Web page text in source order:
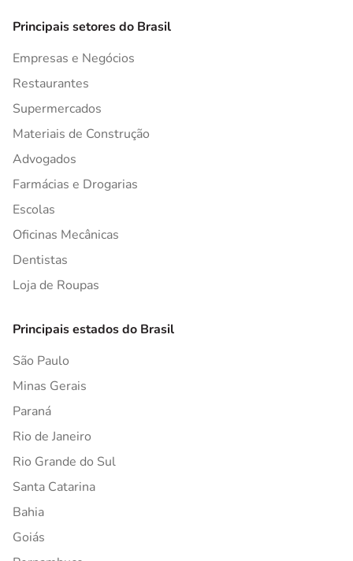
Principais setores do Brasil
Empresas e Negócios
Restaurantes
Supermercados
Materiais de Construção
Advogados
Farmácias e Drogarias
Escolas
Oficinas Mecânicas
Dentistas
Loja de Roupas
Principais estados do Brasil
São Paulo
Minas Gerais
Paraná
Rio de Janeiro
Rio Grande do Sul
Santa Catarina
Bahia
Goiás